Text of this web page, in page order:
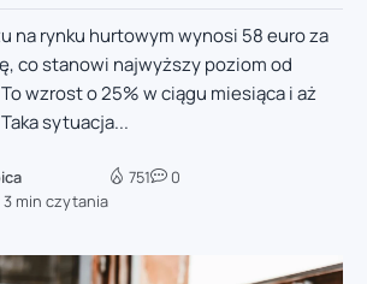
na rynku hurtowym wynosi 58 euro za
co stanowi najwyższy poziom od
wzrost o 25% w ciągu miesiąca i aż
sytuacja...
3 min czytania
751 0